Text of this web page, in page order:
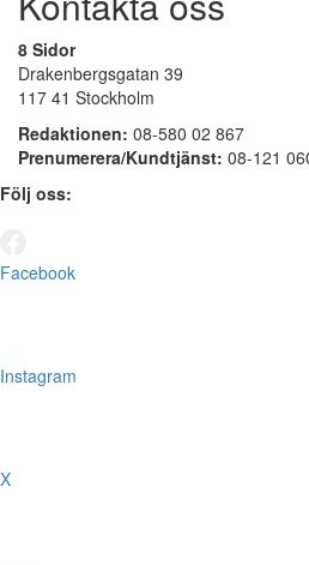
8 Sidor
Drakenbergsgatan 39
117 41 Stockholm
Redaktionen: 08-580 02 867
Prenumerera/Kundtjänst: 08-121
Följ oss:
Facebook
Instagram
X